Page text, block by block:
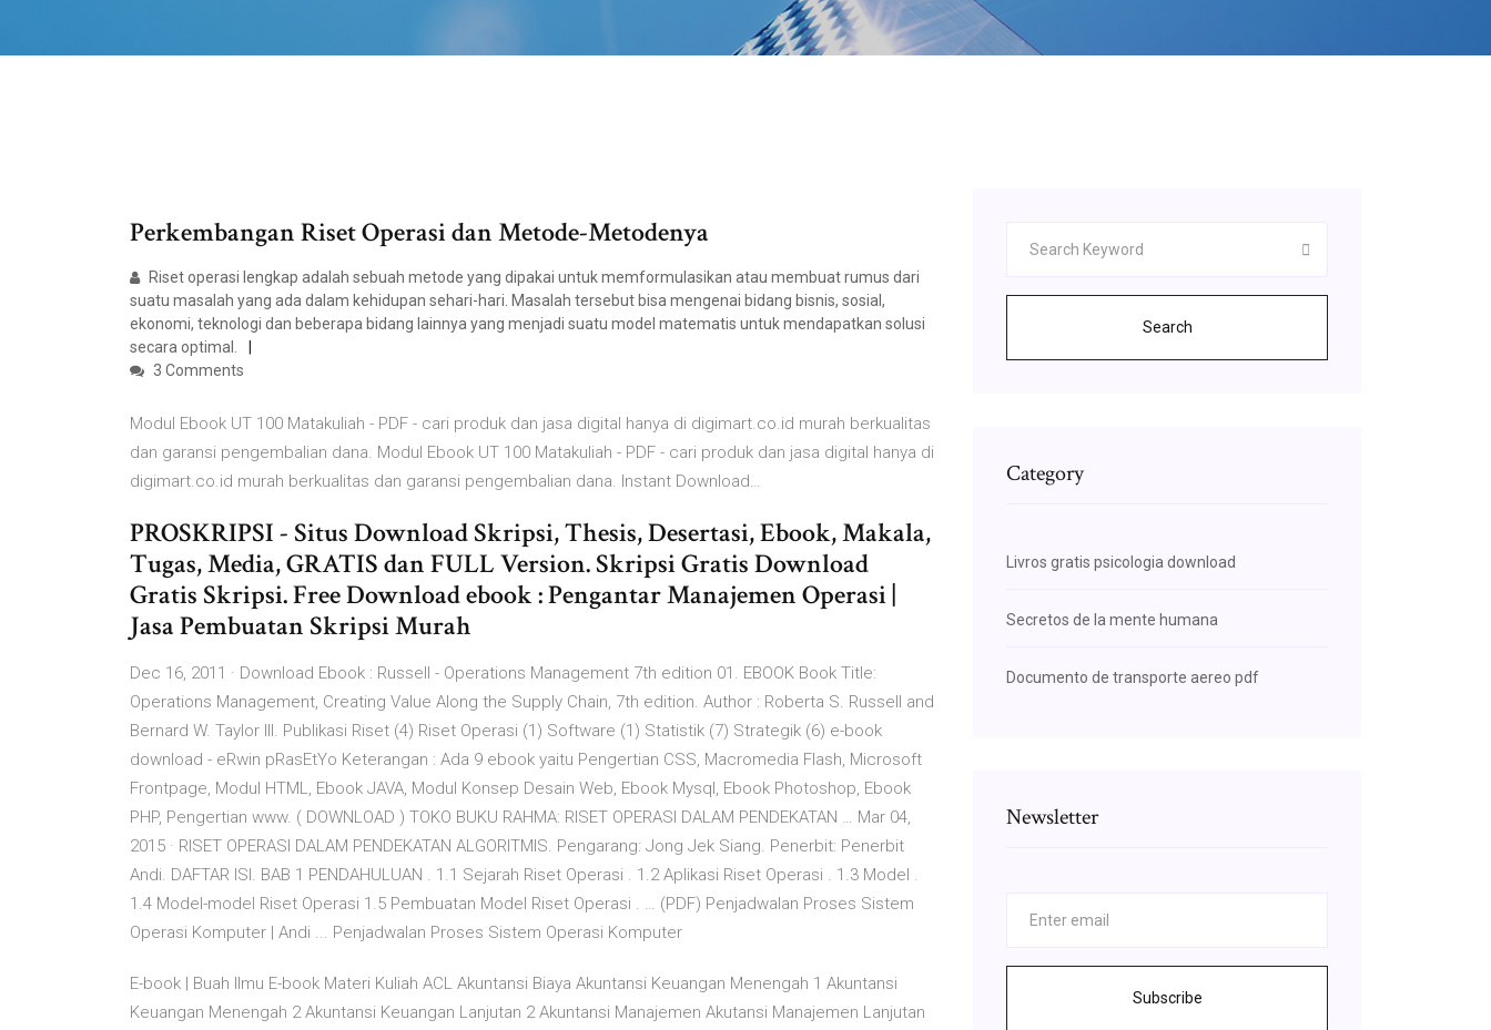
Perkembangan Riset Operasi dan Metode-Metodenya
Riset operasi lengkap adalah sebuah metode yang dipakai untuk memformulasikan atau membuat rumus dari
suatu masalah yang ada dalam kehidupan sehari-hari. Masalah tersebut bisa mengenai bidang bisnis, sosial,
ekonomi, teknologi dan beberapa bidang lainnya yang menjadi suatu model matematis untuk mendapatkan solusi
secara optimal.
3 Comments
Modul Ebook UT 100 Matakuliah - PDF - cari produk dan jasa digital hanya di digimart.co.id murah berkualitas
dan garansi pengembalian dana. Modul Ebook UT 100 Matakuliah - PDF - cari produk dan jasa digital hanya di
digimart.co.id murah berkualitas dan garansi pengembalian dana. Instant Download…
PROSKRIPSI - Situs Download Skripsi, Thesis, Desertasi, Ebook, Makala,
Tugas, Media, GRATIS dan FULL Version. Skripsi Gratis Download
Gratis Skripsi. Free Download ebook : Pengantar Manajemen Operasi |
Jasa Pembuatan Skripsi Murah
Dec 16, 2011 · Download Ebook : Russell - Operations Management 7th edition 01. EBOOK Book Title:
Operations Management, Creating Value Along the Supply Chain, 7th edition. Author : Roberta S. Russell and
Bernard W. Taylor III. Publikasi Riset (4) Riset Operasi (1) Software (1) Statistik (7) Strategik (6) e-book
download - eRwin pRasEtYo Keterangan : Ada 9 ebook yaitu Pengertian CSS, Macromedia Flash, Microsoft
Frontpage, Modul HTML, Ebook JAVA, Modul Konsep Desain Web, Ebook Mysql, Ebook Photoshop, Ebook
PHP, Pengertian www. ( DOWNLOAD ) TOKO BUKU RAHMA: RISET OPERASI DALAM PENDEKATAN … Mar 04,
2015 · RISET OPERASI DALAM PENDEKATAN ALGORITMIS. Pengarang: Jong Jek Siang. Penerbit: Penerbit
Andi. DAFTAR ISI. BAB 1 PENDAHULUAN . 1.1 Sejarah Riset Operasi . 1.2 Aplikasi Riset Operasi . 1.3 Model .
1.4 Model-model Riset Operasi 1.5 Pembuatan Model Riset Operasi . … (PDF) Penjadwalan Proses Sistem
Operasi Komputer | Andi ... Penjadwalan Proses Sistem Operasi Komputer
E-book | Buah Ilmu E-book Materi Kuliah ACL Akuntansi Biaya Akuntansi Keuangan Menengah 1 Akuntansi
Keuangan Menengah 2 Akuntansi Keuangan Lanjutan 2 Akuntansi Manajemen Akutansi Manajemen Lanjutan
Search
Category
Livros gratis psicologia download
Secretos de la mente humana
Documento de transporte aereo pdf
Newsletter
Subscribe